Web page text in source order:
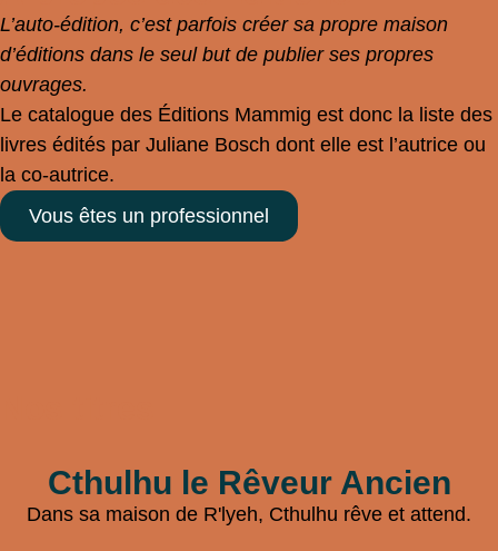
L’auto-édition, c’est parfois créer sa propre maison
d’éditions dans le seul but de publier ses propres
ouvrages.
Le catalogue des Éditions Mammig est donc la liste des
livres édités par Juliane Bosch dont elle est l’autrice ou
la co-autrice.
Vous êtes un professionnel
Cthulhu le Rêveur Ancien
Dans sa maison de R'lyeh, Cthulhu rêve et attend.